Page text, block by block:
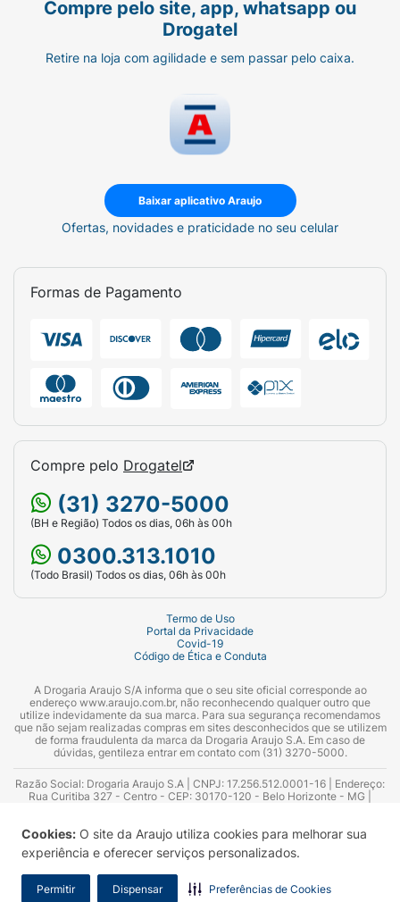
Cookies: O site da Araujo utiliza cookies para melhorar sua
experiência e oferecer serviços personalizados.
Permitir Dispensar Preferências de Cookies
Compre pelo site, app, whatsapp ou
Drogatel
Retire na loja com agilidade e sem passar pelo caixa.
Baixar aplicativo Araujo
Ofertas, novidades e praticidade no seu celular
Formas de Pagamento
Compre pelo Drogatel
(31) 3270-5000
(BH e Região) Todos os dias, 06h às 00h
0300.313.1010
(Todo Brasil) Todos os dias, 06h às 00h
Termo de Uso
Portal da Privacidade
Covid-19
Código de Ética e Conduta
A Drogaria Araujo S/A informa que o seu site oficial corresponde ao
endereço www.araujo.com.br, não reconhecendo qualquer outro que
utilize indevidamente da sua marca. Para sua segurança recomendamos
que não sejam realizadas compras em sites desconhecidos que se utilizem
de forma fraudulenta da marca da Drogaria Araujo S.A. Em caso de
dúvidas, gentileza entrar em contato com (31) 3270-5000.
Razão Social: Drogaria Araujo S.A | CNPJ: 17.256.512.0001-16 | Endereço:
Rua Curitiba 327 - Centro - CEP: 30170-120 - Belo Horizonte - MG |
Azevedo Guimarães – CRF 10.965 | Yasmin Silva Alvarenga – CRF 52.584 -
Consultor substituto: Thiago Aguiar Pinheiro - CRF Nº 13.748. Alvará
Sanitário: 2025020713 | Autorização de Funcionamento da Empresa (AFE):